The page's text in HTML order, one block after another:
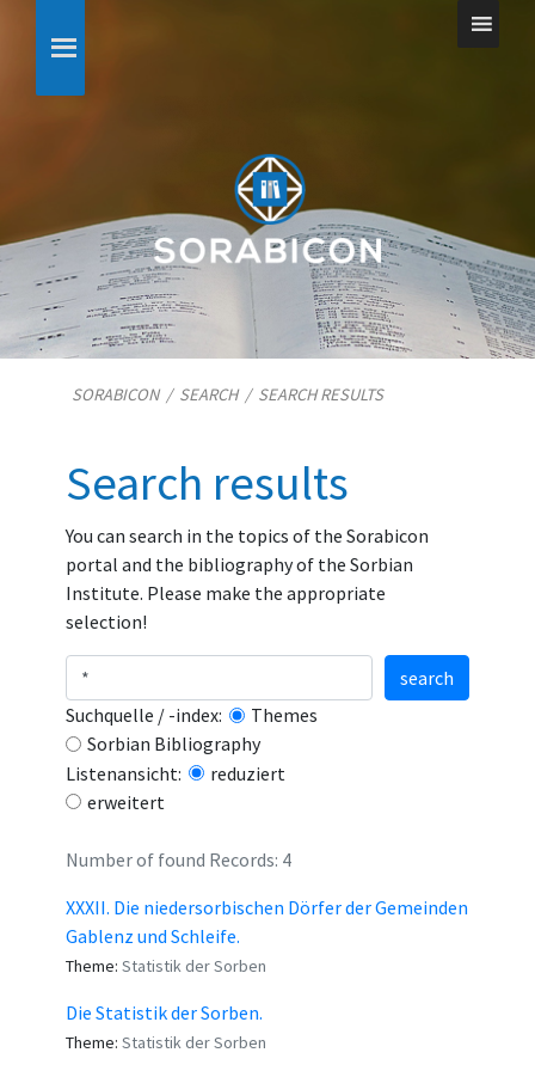
SORABICON/ SEARCH/ SEARCH RESULTS
Search results
You can search in the topics of the Sorabicon
portal and the bibliography of the Sorbian
Institute. Please make the appropriate
selection!
Suchquelle / -index:
Themes
Sorbian Bibliography
Listenansicht:
reduziert
erweitert
search
Number of found Records: 4
XXXII. Die niedersorbischen Dörfer der Gemeinden
Gablenz und Schleife.
Theme: Statistik der Sorben
Die Statistik der Sorben.
Theme: Statistik der Sorben